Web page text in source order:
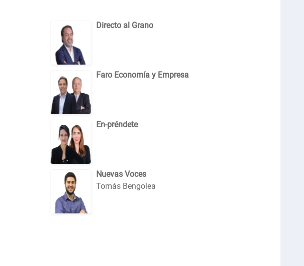
Directo al Grano
Faro Economía y Empresa
En-préndete
Nuevas Voces
Tomás Bengolea